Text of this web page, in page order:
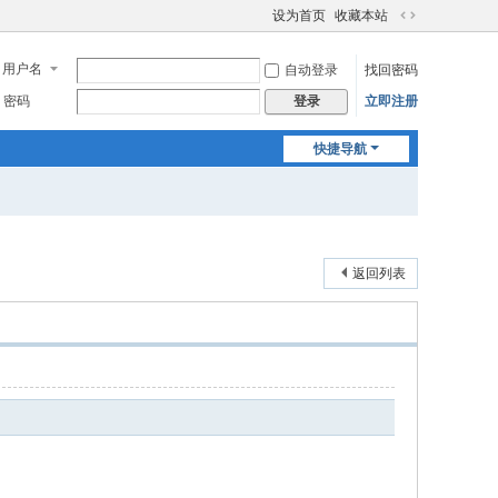
设为首页 收藏本站
切
到
宽
用户名 自动登录
找回密码
密码
登录 立即注册
快捷导航
返回列表